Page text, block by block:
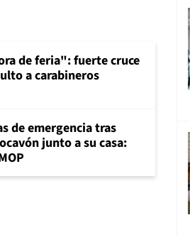
de feria": fuerte cruce
a carabineros
de emergencia tras
junto a su casa: